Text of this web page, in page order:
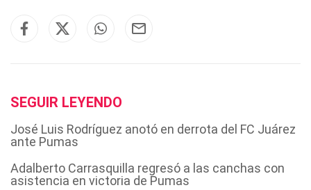
SEGUIR LEYENDO
José Luis Rodríguez anotó en derrota del FC Juárez
ante Pumas
Adalberto Carrasquilla regresó a las canchas con
asistencia en victoria de Pumas